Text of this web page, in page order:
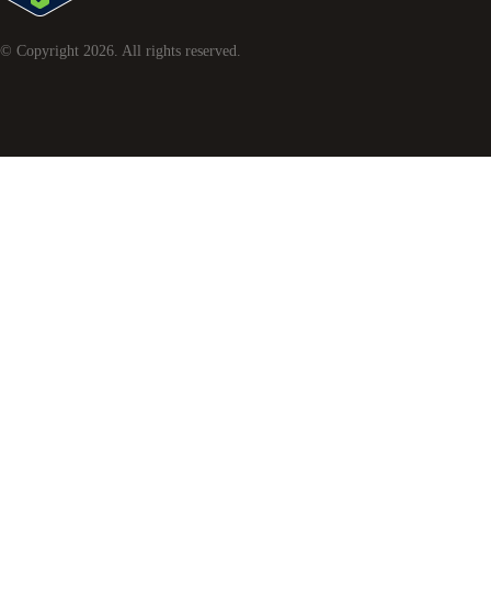
© Copyright 2026 . All rights reserved.